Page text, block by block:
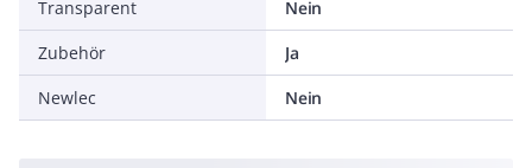
Transparent
Nein
Zubehör
Ja
Newlec
Nein